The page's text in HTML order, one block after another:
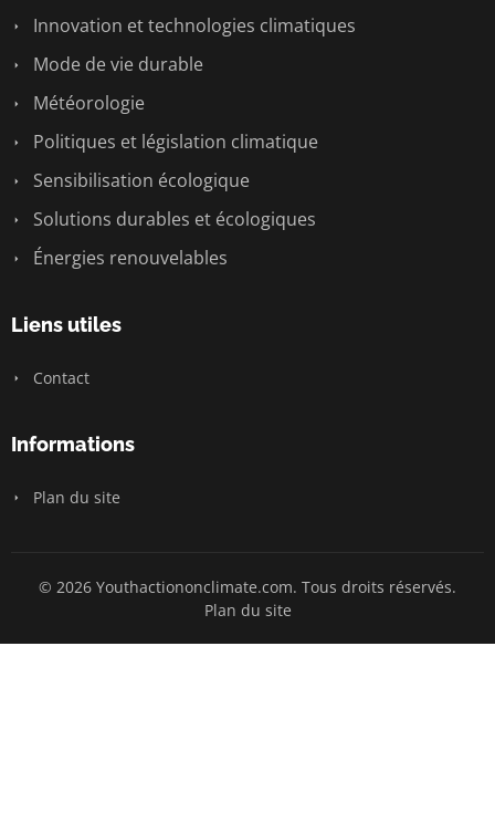
Innovation et technologies climatiques
Mode de vie durable
Météorologie
Politiques et législation climatique
Sensibilisation écologique
Solutions durables et écologiques
Énergies renouvelables
Liens utiles
Contact
Informations
Plan du site
© 2026 Youthactiononclimate.com. Tous droits réservés.
Plan du site